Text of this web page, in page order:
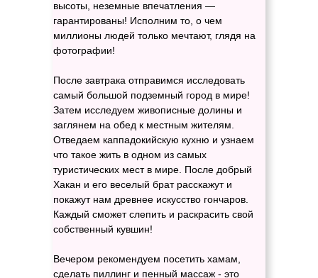
высоты, неземные впечатления —
гарантированы! Исполним то, о чем
миллионы людей только мечтают, глядя на
фотографии!
После завтрака отправимся исследовать
самый большой подземный город в мире!
Затем исследуем живописные долины и
заглянем на обед к местным жителям.
Отведаем каппадокийскую кухню и узнаем
что такое жить в одном из самых
туристических мест в мире. После добрый
Хакан и его веселый брат расскажут и
покажут нам древнее искусство гончаров.
Каждый сможет слепить и раскрасить свой
собственный кувшин!
Вечером рекомендуем посетить хамам,
сделать пиллинг и пенный массаж - это